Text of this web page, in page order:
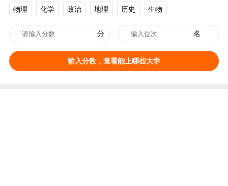
物理 化学 政治 地理 历史 生物
分 名
输入分数，查看能上哪些大学